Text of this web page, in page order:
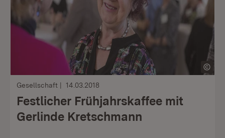
Gesellschaft 14.03.2018
Festlicher Frühjahrskaffee mit
Gerlinde Kretschmann